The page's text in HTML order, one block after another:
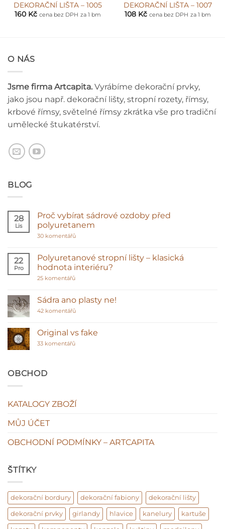
DEKORAČNÍ LIŠTA – 1005
160 Kč cena bez DPH za 1 bm
DEKORAČNÍ LIŠTA – 1007
108 Kč cena bez DPH za 1 bm
O NÁS
Jsme firma Artcapita. Vyrábíme dekorační prvky,
jako jsou např. dekorační lišty, stropní rozety, římsy,
krbové římsy, světelné římsy zkrátka vše pro tradiční
umělecké štukatérství.
BLOG
28
Lis
Proč vybírat sádrové ozdoby před
polyuretanem
30 komentářůu
názvem
Proč
vybírat
22
Pro
Polyuretanové stropní lišty – klasická
hodnota interiéru?
25 komentářůu
názvem
Polyuretanové
stropní
klasická
hodnota
interiéru?
Sádra ano plasty ne!
42 komentářůu
názvem
Sádra
Original vs fake
33 komentářůu
OBCHOD
KATALOGY ZBOŽÍ
MŮJ ÚČET
OBCHODNÍ PODMÍNKY – ARTCAPITA
ŠTÍTKY
dekorační bordury dekorační fabiony dekorační lišty
dekorační prvky girlandy hlavice kanelury kartuše